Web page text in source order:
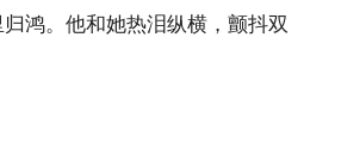
鸿。他和她热泪纵横，颤抖双